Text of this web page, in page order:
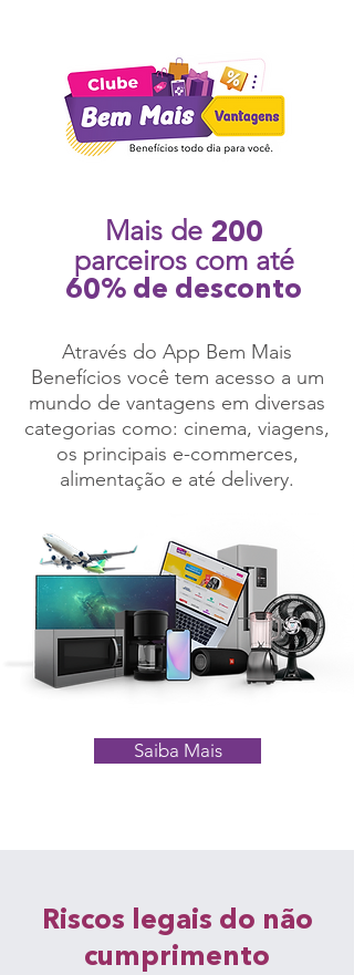
Mais de 200
parceiros com até
60% de desconto
Através do App Bem Mais
Benefícios você tem acesso a um
mundo de vantagens em diversas
categorias como: cinema, viagens,
os principais e-commerces,
alimentação e até delivery.
Saiba Mais
Riscos legais do não
cumprimento